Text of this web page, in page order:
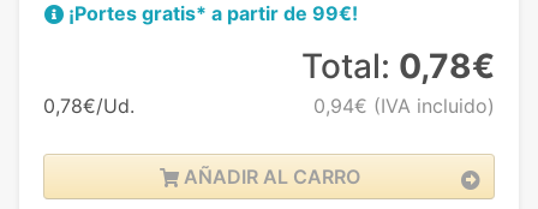
¡Portes gratis* a partir de 99€!
0,78€/Ud.
Total: 0,78€
0,94€ (IVA incluido)
AÑADIR AL CARRO